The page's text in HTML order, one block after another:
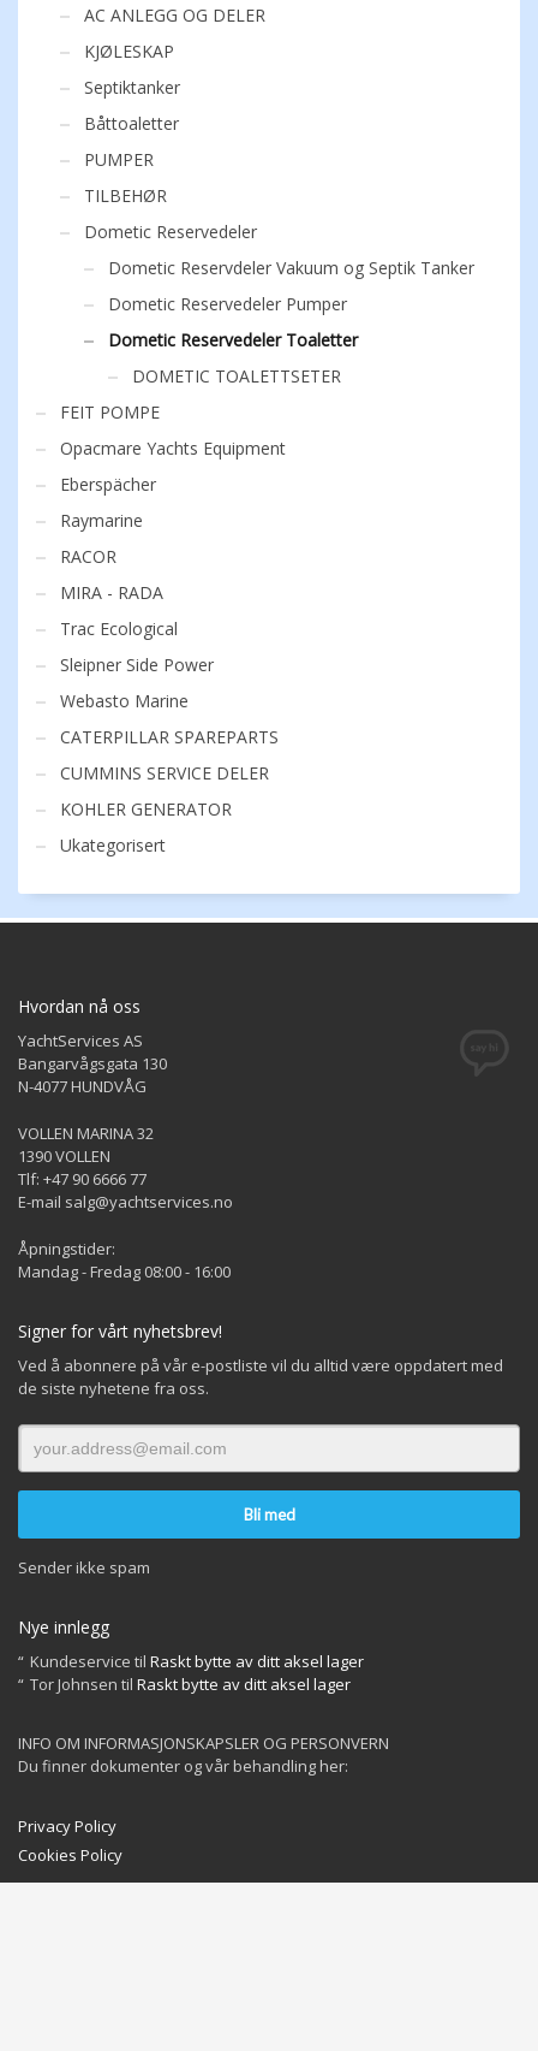
AC ANLEGG OG DELER
KJØLESKAP
Septiktanker
Båttoaletter
PUMPER
TILBEHØR
Dometic Reservedeler
Dometic Reservdeler Vakuum og Septik Tanker
Dometic Reservedeler Pumper
Dometic Reservedeler Toaletter
DOMETIC TOALETTSETER
FEIT POMPE
Opacmare Yachts Equipment
Eberspächer
Raymarine
RACOR
MIRA - RADA
Trac Ecological
Sleipner Side Power
Webasto Marine
CATERPILLAR SPAREPARTS
CUMMINS SERVICE DELER
KOHLER GENERATOR
Ukategorisert
Hvordan nå oss
YachtServices AS
Bangarvågsgata 130
N-4077 HUNDVÅG
VOLLEN MARINA 32
1390 VOLLEN
Tlf: +47 90 6666 77
E-mail salg@yachtservices.no
Åpningstider:
Mandag - Fredag 08:00 - 16:00
Signer for vårt nyhetsbrev!
Ved å abonnere på vår e-postliste vil du alltid være oppdatert med
de siste nyhetene fra oss.
Sender ikke spam
Nye innlegg
Kundeservice til Raskt bytte av ditt aksel lager
Tor Johnsen til Raskt bytte av ditt aksel lager
INFO OM INFORMASJONSKAPSLER OG PERSONVERN
Du finner dokumenter og vår behandling her:
Privacy Policy
Cookies Policy